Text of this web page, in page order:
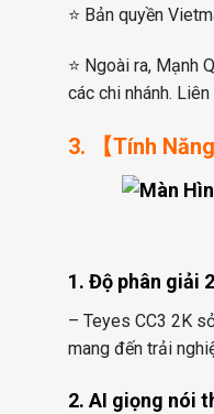
⭐ Bản quyền
⭐ Ngoài ra, Mạnh
các chi nhánh.
3. 【Tính
1. Độ phân giải
– Teyes CC3 2K
mang đến trải
2. AI giọng nói